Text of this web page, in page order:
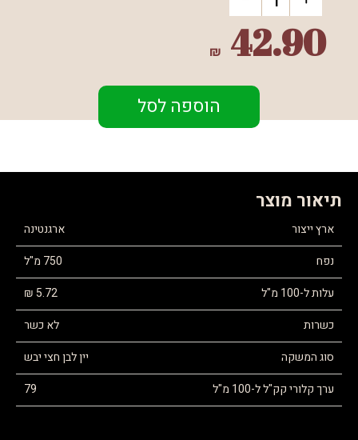
42.90
₪
הוספה לסל
תיאור מוצר
ארץ ייצור
ארגנטינה
נפח
750 מ"ל
עלות ל-100 מ"ל
5.72 ₪
כשרות
לא כשר
סוג המשקה
יין לבן חצי יבש
ערך קלורי קק"ל ל-100 מ"ל
79